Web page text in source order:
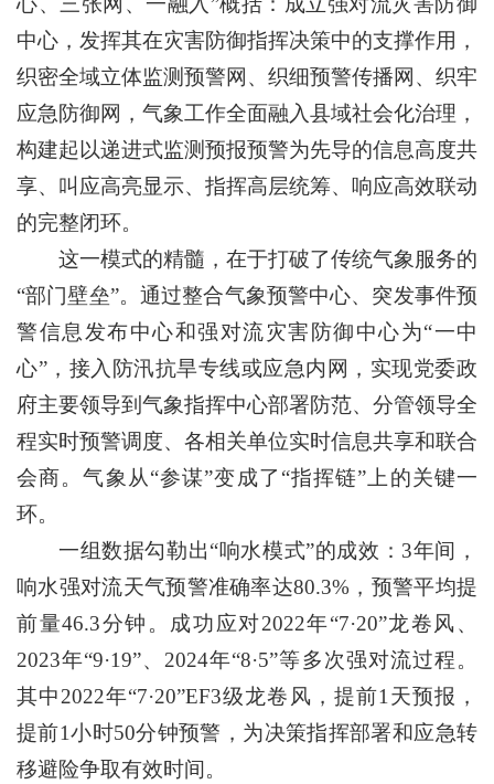
中心，发挥其在灾害防御指挥决策中的支撑作用，
织密全域立体监测预警网、织细预警传播网、织牢
应急防御网，气象工作全面融入县域社会化治理，
构建起以递进式监测预报预警为先导的信息高度共
享、叫应高亮显示、指挥高层统筹、响应高效联动
的完整闭环。
这一模式的精髓，在于打破了传统气象服务的
“部门壁垒”。通过整合气象预警中心、突发事件预
警信息发布中心和强对流灾害防御中心为“一中
心”，接入防汛抗旱专线或应急内网，实现党委政
府主要领导到气象指挥中心部署防范、分管领导全
程实时预警调度、各相关单位实时信息共享和联合
会商。气象从“参谋”变成了“指挥链”上的关键一
环。
一组数据勾勒出“响水模式”的成效：3年间，
响水强对流天气预警准确率达80.3%，预警平均提
前量46.3分钟。成功应对2022年“7·20”龙卷风、
2023年“9·19”、2024年“8·5”等多次强对流过程。
其中2022年“7·20”EF3级龙卷风，提前1天预报，
提前1小时50分钟预警，为决策指挥部署和应急转
移避险争取有效时间。